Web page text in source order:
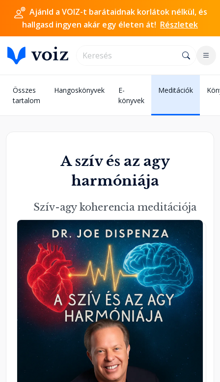
Ajánld a VOIZ-t barátaidnak korlátok nélkül, és
hallgasd ingyen akár egy életen át! Részletek
Összes
tartalom
Hangoskönyvek
E-
könyvek
Meditációk
A szív és az agy
harmóniája
Szív-agy koherencia meditációja